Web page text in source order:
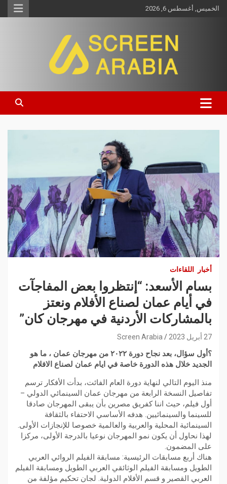
الخميس, أغسطس 6, 2026
Screen Arabia
أخبار اللقاءات
بسام الأسعد: “إنتظروا بعض المفاجآت
في أيام عمان لصناع الأفلام ونعتز
بالمشاركات الأردنية في مهرجان كان”
27 أبريل 2023 Screen Arabia
؟أول سؤال، بعد نجاح دورة ٢٠٢٢ من مهرجان عمان ، ما هو
الجديد خلال هذه الدورة خاصة في ايام عمان لصناع الافلام
منذ اليوم التالي لنهاية دورة العام الفائت، بدأت الأفكار ترسم
تفاصيل النسخة الرابعة من مهرجان عمان السينمائي الدولي –
أول فيلم، حيث اننا كفريق مصرين بأن يبقى المهرجان صادقا
للسينما والسينمائيين. هدفه الأساسي الاحتفاء بالثقافة
السينمائية المحلية والعربية والعالمية خصوصا للإنجازات الأولى.
لهذا نحاول أن يكون نمو المهرجان نوعيا بالدرجة الأولى، مركزا
على المضمون.
هناك أربع مسابقات الرئيسية: مسابقة الفيلم الروائي العربي
الطويل ومسابقة الفيلم الوثائقي العربي الطويل ومسابقة الفيلم
العربي القصير و قسم الأفلام الدولية. لجان تحكيم مؤلفة من